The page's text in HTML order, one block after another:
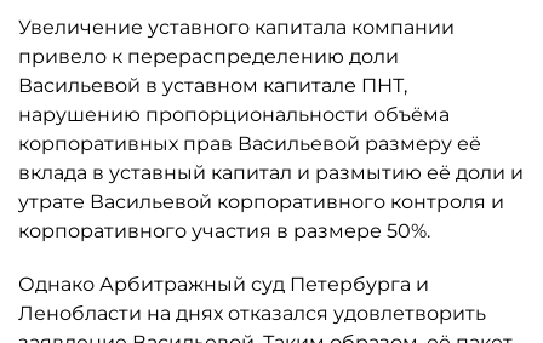
Увеличение уставного капитала компании
привело к перераспределению доли
Васильевой в уставном капитале ПНТ,
нарушению пропорциональности объёма
корпоративных прав Васильевой размеру её
вклада в уставный капитал и размытию её доли и
утрате Васильевой корпоративного контроля и
корпоративного участия в размере 50%.
Однако Арбитражный суд Петербурга и
Ленобласти на днях отказался удовлетворить